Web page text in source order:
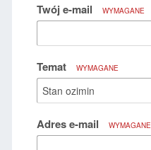
Twój e-mail WYMAGANE
Temat WYMAGANE
Adres e-mail WYMAGANE